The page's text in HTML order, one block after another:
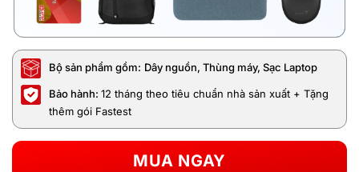
Bộ sản phẩm gồm: Dây nguồn, Thùng máy, Sạc Laptop
Bảo hành: 12 tháng theo tiêu chuẩn nhà sản xuất + Tặng
thêm gói Fastest
MUA NGAY